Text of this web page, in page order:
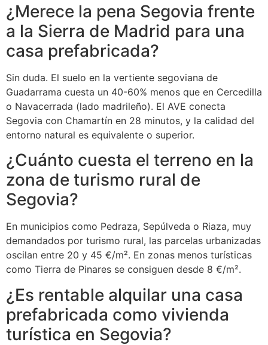
¿Merece la pena Segovia frente
a la Sierra de Madrid para una
casa prefabricada?
Sin duda. El suelo en la vertiente segoviana de
Guadarrama cuesta un 40-60% menos que en Cercedilla
o Navacerrada (lado madrileño). El AVE conecta
Segovia con Chamartín en 28 minutos, y la calidad del
entorno natural es equivalente o superior.
¿Cuánto cuesta el terreno en la
zona de turismo rural de
Segovia?
En municipios como Pedraza, Sepúlveda o Riaza, muy
demandados por turismo rural, las parcelas urbanizadas
oscilan entre 20 y 45 €/m². En zonas menos turísticas
como Tierra de Pinares se consiguen desde 8 €/m².
¿Es rentable alquilar una casa
prefabricada como vivienda
turística en Segovia?